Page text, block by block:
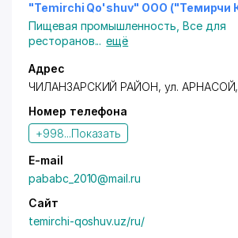
"Temirchi Qo'shuv" ООО ("Темирчи
Пищевая промышленность Все для
ресторанов... ещё
Адрес
ЧИЛАНЗАРСКИЙ РАЙОН, ул. АРНАСОЙ,
Номер телефона
+998...Показать
E-mail
pababc_2010@mail.ru
Сайт
temirchi-qoshuv.uz/ru/